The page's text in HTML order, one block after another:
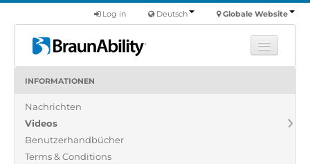
Globale Website
Deutsch
Log in
Produkte
Über uns
INFORMATIONEN
Nachrichten
Videos
Benutzerhandbücher
Terms & Conditions